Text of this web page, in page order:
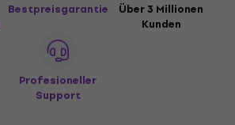
Bestpreisgarantie
Über 3 Millionen
Kunden
Profesioneller
Support